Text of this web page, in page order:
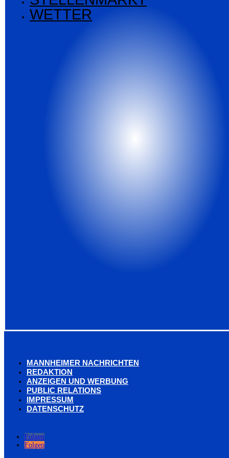
WETTER
MANNHEIMER NACHRICHTEN
REDAKTION
ANZEIGEN UND WERBUNG
PUBLIC RELATIONS
IMPRESSUM
DATENSCHUTZ
Folgen
Folgen